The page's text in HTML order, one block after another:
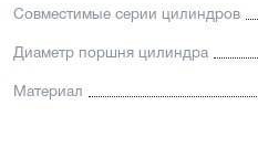
Совместимые серии цилиндров
Диаметр поршня цилиндра
Материал